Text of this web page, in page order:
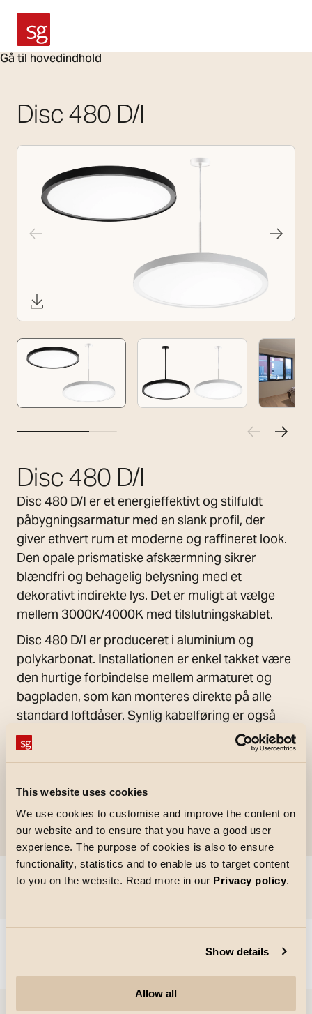
This website uses cookies
We use cookies to customise and improve the content on
our website and to ensure that you have a good user
experience. The purpose of cookies is also to ensure
functionality, statistics and to enable us to target content
to you on the website. Read more in our Privacy policy.
Show details
Allow all
Gå til hovedindhold
SG Armaturen
Disc 480 D/I
Disc 480 D/I
Disc 480 D/I er et energieffektivt og stilfuldt
påbygningsarmatur med en slank profil, der
giver ethvert rum et moderne og raffineret look.
Den opale prismatiske afskærmning sikrer
blændfri og behagelig belysning med et
dekorativt indirekte lys. Det er muligt at vælge
mellem 3000K/4000K med tilslutningskablet.
Disc 480 D/I er produceret i aluminium og
polykarbonat. Installationen er enkel takket være
den hurtige forbindelse mellem armaturet og
bagpladen, som kan monteres direkte på alle
standard loftdåser. Synlig kabelføring er også
mulig.
Spring til
Could not load articles. Please refresh the page.